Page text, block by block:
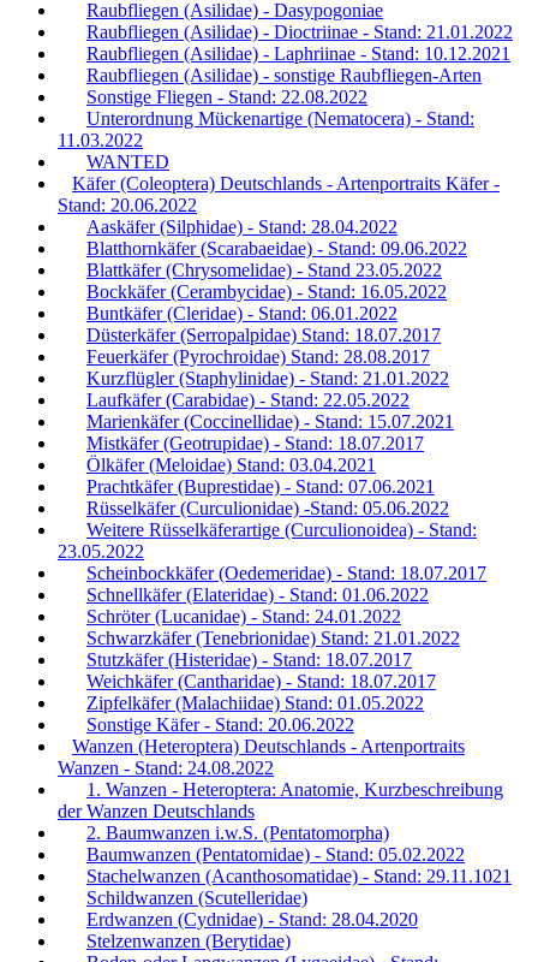
Raubfliegen (Asilidae) - Dasypogoniae
Raubfliegen (Asilidae) - Dioctriinae - Stand: 21.01.2022
Raubfliegen (Asilidae) - Laphriinae - Stand: 10.12.2021
Raubfliegen (Asilidae) - sonstige Raubfliegen-Arten
Sonstige Fliegen - Stand: 22.08.2022
Unterordnung Mückenartige (Nematocera) - Stand:
11.03.2022
WANTED
Käfer (Coleoptera) Deutschlands - Artenportraits Käfer -
Stand: 20.06.2022
Aaskäfer (Silphidae) - Stand: 28.04.2022
Blatthornkäfer (Scarabaeidae) - Stand: 09.06.2022
Blattkäfer (Chrysomelidae) - Stand 23.05.2022
Bockkäfer (Cerambycidae) - Stand: 16.05.2022
Buntkäfer (Cleridae) - Stand: 06.01.2022
Düsterkäfer (Serropalpidae) Stand: 18.07.2017
Feuerkäfer (Pyrochroidae) Stand: 28.08.2017
Kurzflügler (Staphylinidae) - Stand: 21.01.2022
Laufkäfer (Carabidae) - Stand: 22.05.2022
Marienkäfer (Coccinellidae) - Stand: 15.07.2021
Mistkäfer (Geotrupidae) - Stand: 18.07.2017
Ölkäfer (Meloidae) Stand: 03.04.2021
Prachtkäfer (Buprestidae) - Stand: 07.06.2021
Rüsselkäfer (Curculionidae) -Stand: 05.06.2022
Weitere Rüsselkäferartige (Curculionoidea) - Stand:
23.05.2022
Scheinbockkäfer (Oedemeridae) - Stand: 18.07.2017
Schnellkäfer (Elateridae) - Stand: 01.06.2022
Schröter (Lucanidae) - Stand: 24.01.2022
Schwarzkäfer (Tenebrionidae) Stand: 21.01.2022
Stutzkäfer (Histeridae) - Stand: 18.07.2017
Weichkäfer (Cantharidae) - Stand: 18.07.2017
Zipfelkäfer (Malachiidae) Stand: 01.05.2022
Sonstige Käfer - Stand: 20.06.2022
Wanzen (Heteroptera) Deutschlands - Artenportraits
Wanzen - Stand: 24.08.2022
1. Wanzen - Heteroptera: Anatomie, Kurzbeschreibung
der Wanzen Deutschlands
2. Baumwanzen i.w.S. (Pentatomorpha)
Baumwanzen (Pentatomidae) - Stand: 05.02.2022
Stachelwanzen (Acanthosomatidae) - Stand: 29.11.1021
Schildwanzen (Scutelleridae)
Erdwanzen (Cydnidae) - Stand: 28.04.2020
Stelzenwanzen (Berytidae)